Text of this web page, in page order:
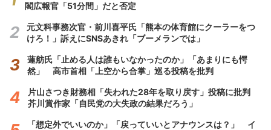
閣広報官「51分間」だと否定
元文科事務次官・前川喜平氏「熊本の体育館にクーラーをつ
けろ！」訴えにSNSあきれ「ブーメランでは」
蓮舫氏「止める人は誰もいなかったのか」「あまりにも愕
然」 高市首相「上空から合掌」巡る投稿を批判
片山さつき財務相「失われた28年を取り戻す」投稿に批判
芥川賞作家「自民党の大失政の結果だろう」
「想定外でいいのか」「戻っていいとアナウンスは？」 イ